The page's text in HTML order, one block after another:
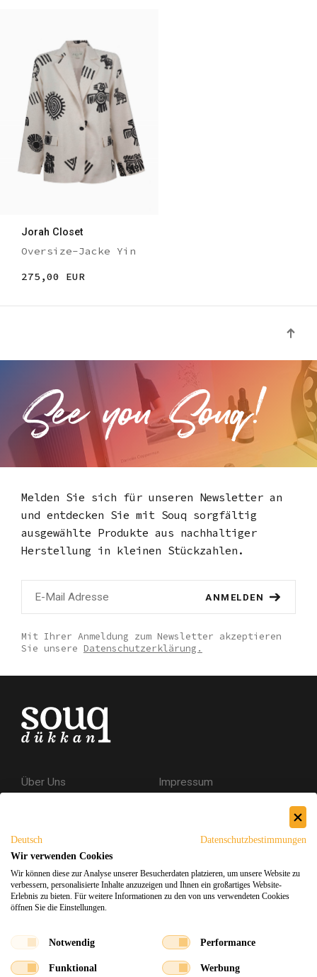
Jorah Closet
Oversize-Jacke Yin
275,00 EUR
Melden Sie sich für unseren Newsletter an
und entdecken Sie mit Souq sorgfältig
ausgewählte Produkte aus nachhaltiger
Herstellung in kleinen Stückzahlen.
ANMELDEN
Mit Ihrer Anmeldung zum Newsletter akzeptieren
Sie unsere Datenschutzerklärung.
Über Uns
Impressum
Sicheres Einkaufen
Souq Dukkan 2026 Designx Entwicklung
Deutsch
Datenschutzbestimmungen
Wir verwenden Cookies
Wir können diese zur Analyse unserer Besucherdaten platzieren, um unsere Website zu
verbessern, personalisierte Inhalte anzuzeigen und Ihnen ein großartiges Website-
Erlebnis zu bieten. Für weitere Informationen zu den von uns verwendeten Cookies
öffnen Sie die Einstellungen.
Notwendig Performance
Funktional Werbung